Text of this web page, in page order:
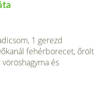
1 gerezd
fehérborecet, őrölt
és